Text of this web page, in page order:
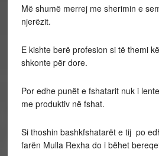
Më shumë merrej me sherimin e
njerëzit.
E kishte berë profesion si të themi
shkonte për dore.
Por edhe punët e fshatarit nuk i
me produktiv në fshat.
Si thoshin bashkfshatarët e tij po
farën Mulla Rexha do i bëhet